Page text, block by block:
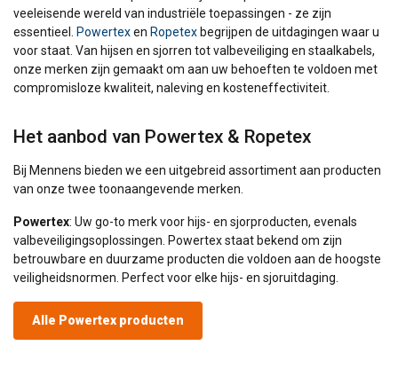
veeleisende wereld van industriële toepassingen - ze zijn
essentieel.
Powertexen Ropetex begrijpen de uitdagingen waar u
voor staat. Van hijsen en sjorren tot valbeveiliging en staalkabels,
onze merken zijn gemaakt om aan uw behoeften te voldoen met
compromisloze kwaliteit, naleving en kosteneffectiviteit.
Het aanbod van Powertex & Ropetex
Bij Mennens bieden we een uitgebreid assortiment aan producten
van onze twee toonaangevende merken.
Powertex: Uw go-to merk voor hijs- en sjorproducten, evenals
valbeveiligingsoplossingen. Powertex staat bekend om zijn
betrouwbare en duurzame producten die voldoen aan de hoogste
veiligheidsnormen. Perfect voor elke hijs- en sjoruitdaging.
Alle Powertex producten